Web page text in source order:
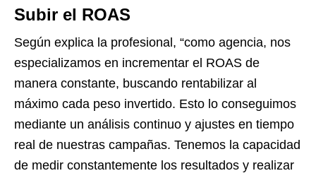
Subir el ROAS
Según explica la profesional, “como agencia, nos
especializamos en incrementar el ROAS de
manera constante, buscando rentabilizar al
máximo cada peso invertido. Esto lo conseguimos
mediante un análisis continuo y ajustes en tiempo
real de nuestras campañas. Tenemos la capacidad
de medir constantemente los resultados y realizar